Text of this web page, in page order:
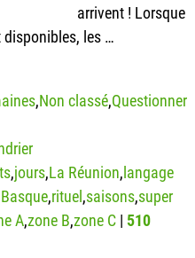
arrivent ! Lorsque
les …
,Non classé,Questionner
,jours,La Réunion, langage
,rituel ,saisons,super
A,zone B,zone C| 510